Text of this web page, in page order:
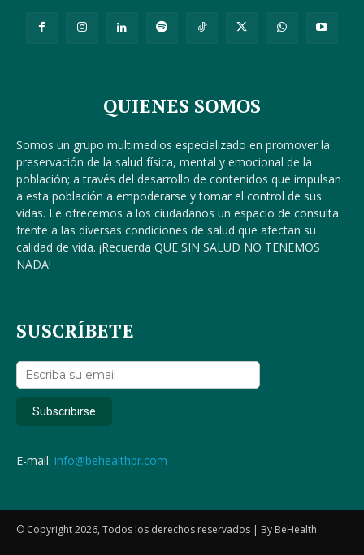
QUIENES SOMOS
Somos un grupo multimedios especializado en promover la
preservación de la salud física, mental y emocional de la
población; a través del desarrollo de contenidos que impulsan
a esta población a empoderarse y tomar el control de sus
vidas. Le ofrecemos a los ciudadanos un espacio de consulta
frente a las diversas condiciones de salud que afectan su
calidad de vida. ¡Recuerda QUE SIN SALUD NO TENEMOS
NADA!
SUSCRÍBETE
E-mail: info@behealthpr.com
© Copyright 2026, Todos los derechos reservados | By BeHealth